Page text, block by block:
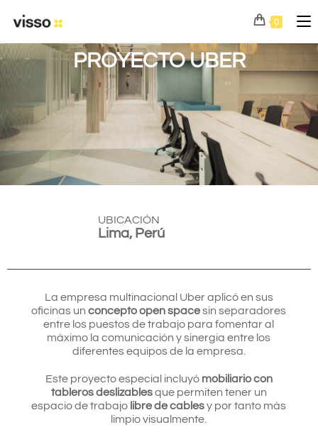
0
PROYECTO UBER
UBICACIÓN
Lima, Perú
La empresa multinacional Uber aplicó en sus
oficinas unconcepto open spacesin separadores
entre los puestos de trabajo para fomentar al
máximo la comunicación y sinergia entre los
diferentes equipos de la empresa.
Este proyecto especial incluyó mobiliario con
tableros deslizablesque permiten tener un
espacio de trabajo libre de cablesy por tanto más
limpio visualmente.